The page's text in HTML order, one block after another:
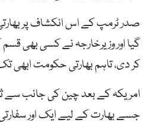
صدر ٹرمپ کے اس انکشاف پر بھارتی
گیا اور وزیرخارجہ نے کسی بھی
کر دی، تاہم بھارتی حکومت ابھی
امریکہ کے بعد چین کی جانب
جسے بھارت کے لیے ایک اور سفارتی